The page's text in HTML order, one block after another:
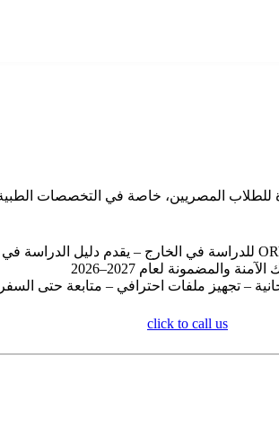
الآمنة والمضمونة لعام 2027–2026
– تجهيز ملفات احترافي – متابعة حتى السفر
click to call us